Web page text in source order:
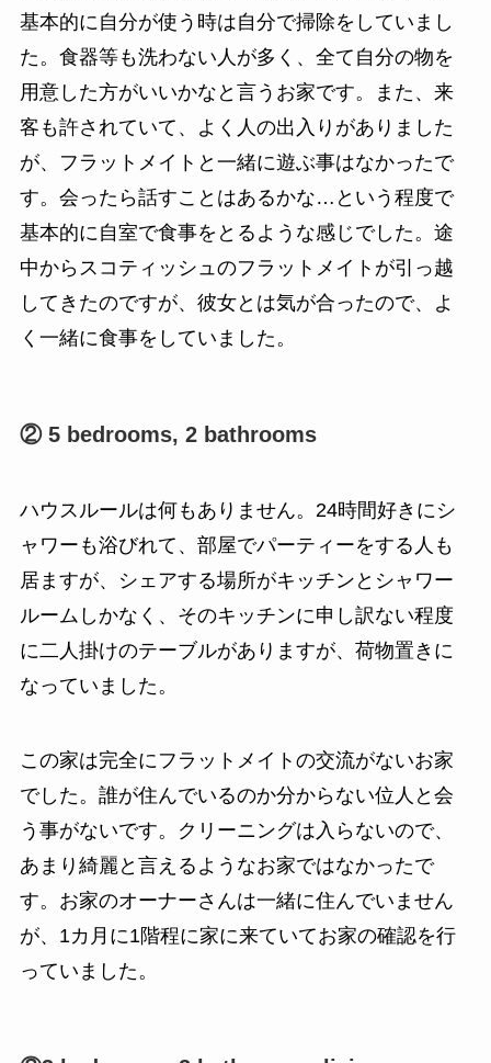
基本的に自分が使う時は自分で掃除をしていまし
た。食器等も洗わない人が多く、全て自分の物を
用意した方がいいかなと言うお家です。また、来
客も許されていて、よく人の出入りがありました
が、フラットメイトと一緒に遊ぶ事はなかったで
す。会ったら話すことはあるかな…という程度で
基本的に自室で食事をとるような感じでした。途
中からスコティッシュのフラットメイトが引っ越
してきたのですが、彼女とは気が合ったので、よ
く一緒に食事をしていました。
② 5 bedrooms, 2 bathrooms
ハウスルールは何もありません。24時間好きにシ
ャワーも浴びれて、部屋でパーティーをする人も
居ますが、シェアする場所がキッチンとシャワー
ルームしかなく、そのキッチンに申し訳ない程度
に二人掛けのテーブルがありますが、荷物置きに
なっていました。
この家は完全にフラットメイトの交流がないお家
でした。誰が住んでいるのか分からない位人と会
う事がないです。クリーニングは入らないので、
あまり綺麗と言えるようなお家ではなかったで
す。お家のオーナーさんは一緒に住んでいません
が、1カ月に1階程に家に来ていてお家の確認を行
っていました。